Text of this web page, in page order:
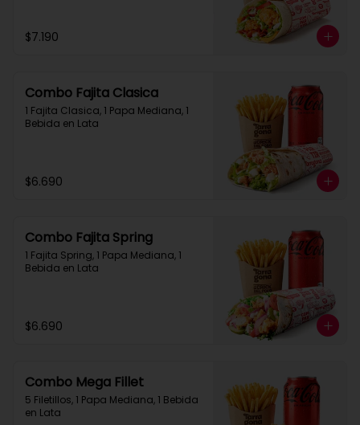
$7.190
Combo Fajita Clasica
1 Fajita Clasica, 1 Papa Mediana, 1
Bebida en Lata
$6.690
Combo Fajita Spring
1 Fajita Spring, 1 Papa Mediana, 1
Bebida en Lata
$6.690
Combo Mega Fillet
5 Filetillos, 1 Papa Mediana, 1 Bebida
en Lata